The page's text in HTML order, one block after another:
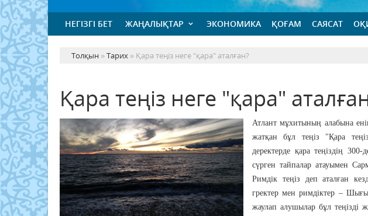
НЕГІЗГІ БЕТ ЖАҢАЛЫҚТАР ЭКОНОМИКА ҚОҒАМ САЯСАТ
Толқын »Тарих » Қара теңіз неге "қара" аталған?
Қара теңіз неге "қара"
Атлант мұхитының алабына
жатқан бұл теңіз "Қара
деректерде қара теңіздің
сүрген тайпалар атауымен
Римдік теңіз деп аталған
гректер мен римдіктер –
жаулап алушылар бұл теңізді